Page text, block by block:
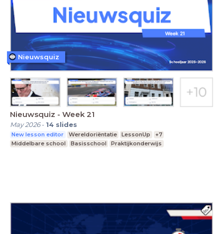
Nieuwsquiz - Week 21
May 2026- 14 slides
New lesson editor Wereldoriëntatie LessonUp
+7
Middelbare school
Basisschool Praktijkonderwijs
Nieuwsquiz